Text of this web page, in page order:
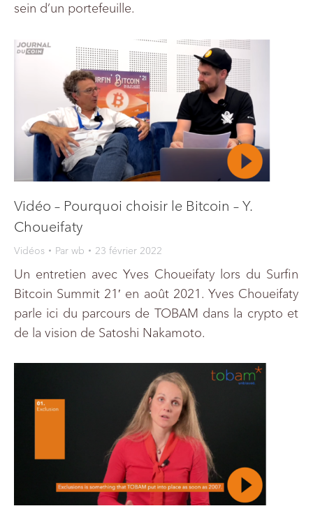
sein d’un portefeuille.
Vidéo – Pourquoi choisir le Bitcoin – Y.
Choueifaty
Vidéos Par wb 23 février 2022
Un entretien avec Yves Choueifaty lors du Surfin
Bitcoin Summit 21′ en août 2021. Yves Choueifaty
parle ici du parcours de TOBAM dans la crypto et
de la vision de Satoshi Nakamoto.